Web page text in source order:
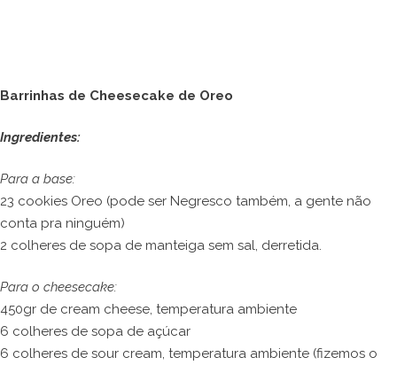
Barrinhas de Cheesecake de Oreo
Ingredientes:
Para a base:
23 cookies Oreo (pode ser Negresco também, a gente não
conta pra ninguém)
2 colheres de sopa de manteiga sem sal, derretida.
Para o cheesecake:
450gr de cream cheese, temperatura ambiente
6 colheres de sopa de açúcar
6 colheres de sour cream, temperatura ambiente (fizemos o